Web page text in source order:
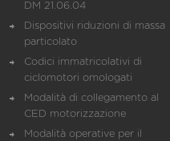
DM 21.06.04
Dispositivi riduzioni di massa
particolato
Codici immatricolativi di
ciclomotori omologati
Modalità di collegamento al
CED motorizzazione
Modalità operative per il